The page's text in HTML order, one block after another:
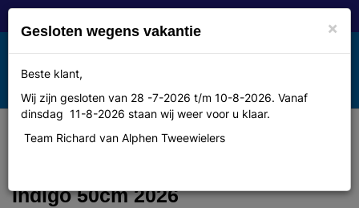
Toggle
navigation
MENU
LEVIT BELECO 7 lowstep indigo
Indigo 50cm 2026
×
Gesloten wegens vakantie
Beste klant,
Wij zijn gesloten van 28 -7-2026 t/m 10-8-2026. Vanaf
dinsdag 11-8-2026 staan wij weer voor u klaar.
Team Richard van Alphen Tweewielers